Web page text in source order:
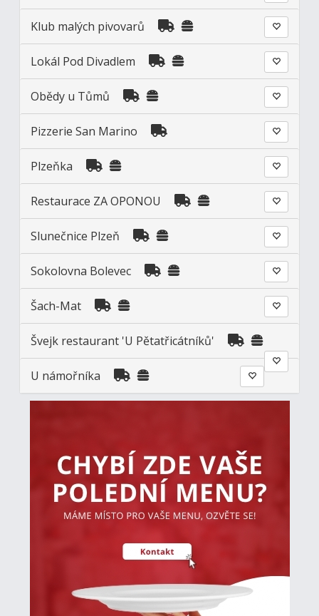
Klub malých pivovarů
Lokál Pod Divadlem
Obědy u Tůmů
Pizzerie San Marino
Plzeňka
Restaurace ZA OPONOU
Slunečnice Plzeň
Sokolovna Bolevec
Šach-Mat
Švejk restaurant 'U Pětatřicátníků'
U námořníka